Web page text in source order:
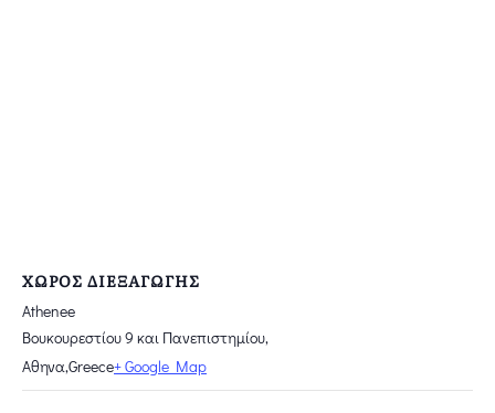
ΧΏΡΟΣ ΔΙΕΞΑΓΩΓΉΣ
Athenee
Βουκουρεστίου 9 και Πανεπιστημίου,
Αθηνα,Greece+ Google Map